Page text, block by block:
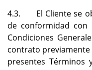
4.3. El Cliente se
de conformidad con
Condiciones
contrato
presentes Términos